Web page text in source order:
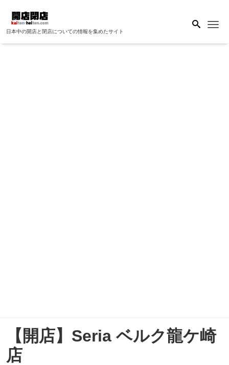
日本中の開店と閉店についての情報を集めたサイト
【開店】Seria ベルク龍ケ崎
店